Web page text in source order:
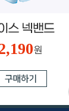
원